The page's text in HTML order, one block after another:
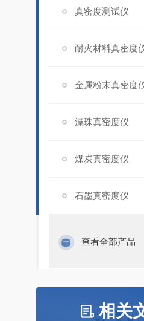
真密度测试仪
耐火材料真密度
金属粉末真密度
漂珠真密度仪
煤炭真密度仪
石墨真密度仪
查看全部产品
相关